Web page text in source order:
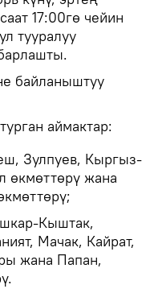
17:00гө чейин
тууралуу
байланыштуу
аймактар:
Зулпуев, Кыргыз-
өкмөттөрү жана
Кыштак,
Мачак, Кайрат,
жана Папан,